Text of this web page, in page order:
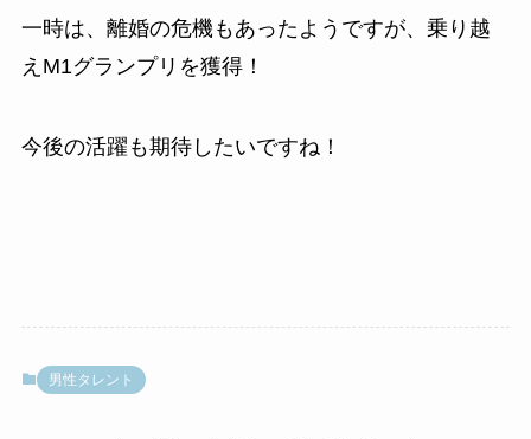
一時は、離婚の危機もあったようですが、乗り越
えM1グランプリを獲得！
今後の活躍も期待したいですね！
男性タレント